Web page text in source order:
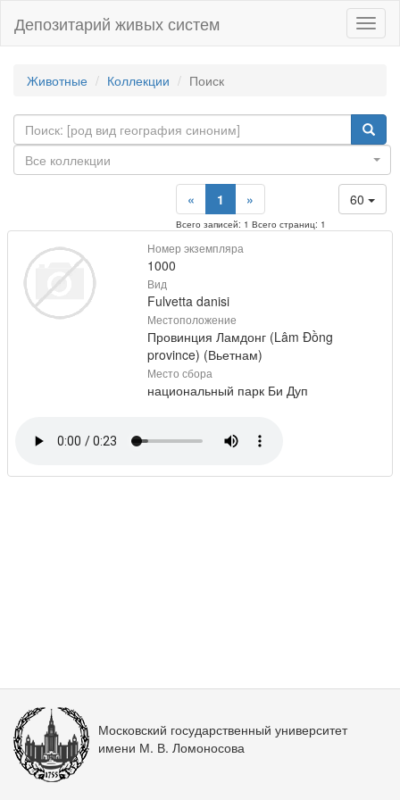
Депозитарий живых систем
Животные Коллекции Поиск
Все коллекции
60
« 1 »
Всего записей: 1 Всего страниц: 1
Номер экземпляра
1000
Вид
Fulvetta danisi
Местоположение
Провинция Ламдонг (Lâm Đồng
province) (Вьетнам)
Место сбора
национальный парк Би Дуп
Московский государственный университет
имени М. В. Ломоносова